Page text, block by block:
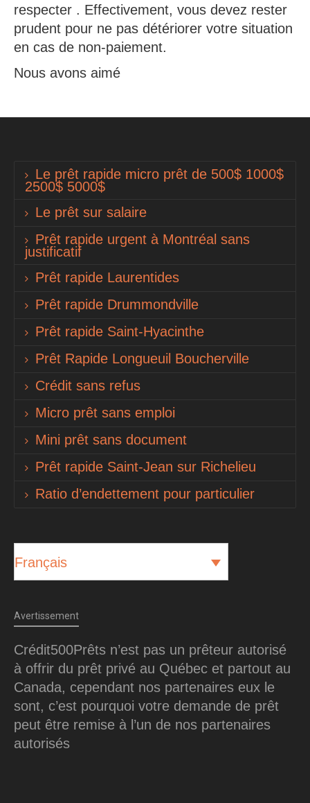
respecter . Effectivement, vous devez rester
prudent pour ne pas détériorer votre situation
en cas de non-paiement.
Nous avons aimé
Le prêt rapide micro prêt de 500$ 1000$
2500$ 5000$
Le prêt sur salaire
Prêt rapide urgent à Montréal sans
justificatif
Prêt rapide Laurentides
Prêt rapide Drummondville
Prêt rapide Saint-Hyacinthe
Prêt Rapide Longueuil Boucherville
Crédit sans refus
Micro prêt sans emploi
Mini prêt sans document
Prêt rapide Saint-Jean sur Richelieu
Ratio d’endettement pour particulier
Français
Avertissement
Crédit500Prêts n’est pas un prêteur autorisé
à offrir du prêt privé au Québec et partout au
Canada, cependant nos partenaires eux le
sont, c’est pourquoi votre demande de prêt
peut être remise à l’un de nos partenaires
autorisés